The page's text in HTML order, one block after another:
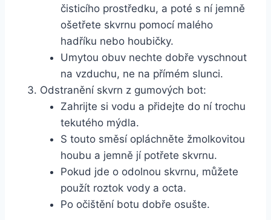
čisticího prostředku, a poté ‌s ní jemně
ošetřete skvrnu‌ pomocí ‍malého
hadříku nebo ​houbičky.
Umytou obuv nechte dobře vyschnout
na vzduchu, ne na přímém slunci.
Odstranění skvrn z gumových bot:
Zahrijte si ⁤vodu a přidejte do ⁣ní trochu
tekutého ⁢mýdla.
S touto směsí opláchněte ​žmolkovitou
houbu a jemně jí potřete ‌skvrnu.
Pokud jde o ​odolnou⁣ skvrnu, můžete‌
použít roztok vody ⁢a octa.
Po⁢ očištění⁤ botu dobře ​osušte.